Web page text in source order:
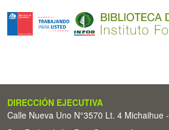
DIRECCIÓN EJECUTIVA
Calle Nueva Uno N°3570 Lt. 4 Michaihue -